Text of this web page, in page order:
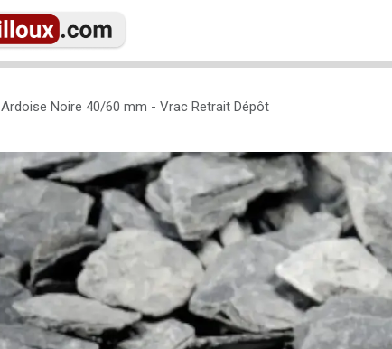
Ardoise Noire 40/60 mm - Vrac Retrait Dépôt